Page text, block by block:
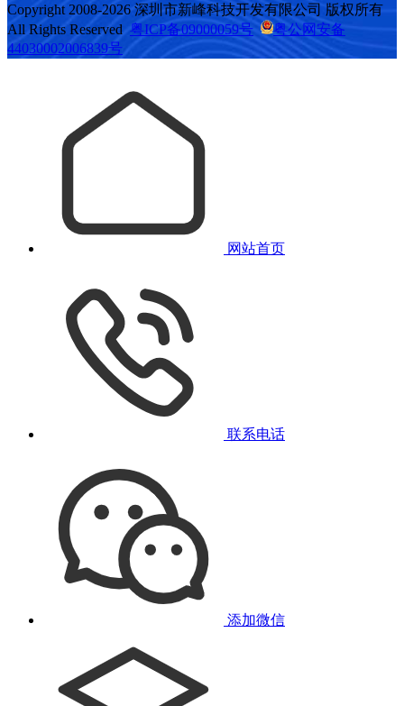
Copyright 2008-2026 深圳市新峰科技开发有限公司 版权所有
All Rights Reserved 粤ICP备09000059号
粤公网安备
44030002006839号
网站首页
联系电话
添加微信